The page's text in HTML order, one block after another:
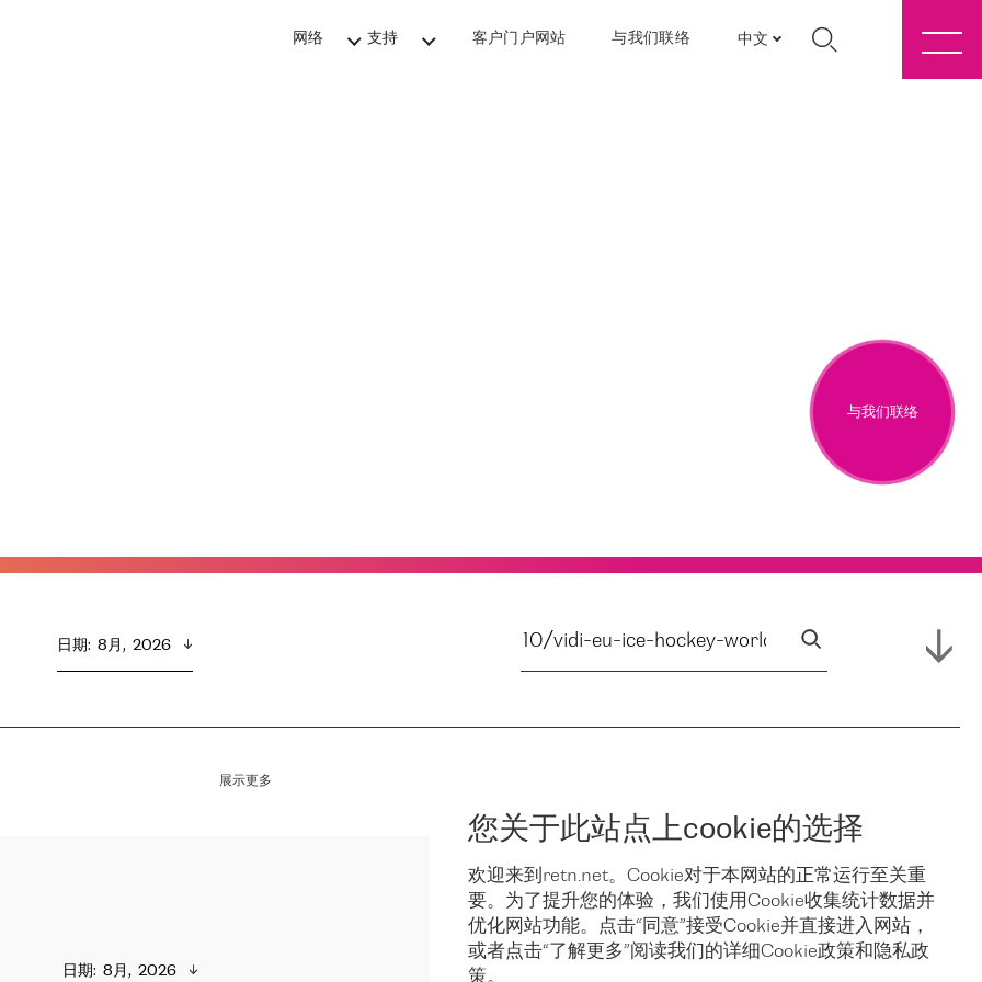
网络 支持 客户门户网站 与我们联络 中文
您关于此站点上cookie的选择
欢迎来到retn.net。Cookie对于本网站的正常运行至关重
要。为了提升您的体验，我们使用Cookie收集统计数据并
优化网站功能。点击“同意”接受Cookie并直接进入网站，
或者点击“了解更多”阅读我们的详细Cookie政策和隐私政
策。
与我们联络
日期: 8月,  2026
展示更多
日期: 8月,  2026